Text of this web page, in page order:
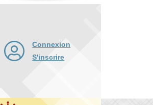
Connexion
S'inscrire